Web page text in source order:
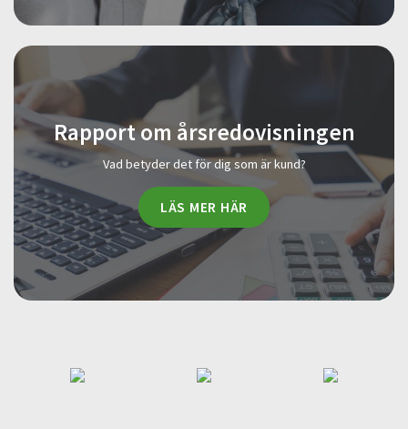
Rapport om årsredovisningen
Vad betyder det för dig som är kund?
LÄS MER HÄR